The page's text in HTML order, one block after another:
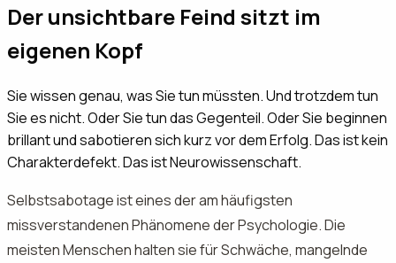
Der unsichtbare Feind sitzt im
eigenen Kopf
Sie wissen genau, was Sie tun müssten. Und trotzdem tun
Sie es nicht. Oder Sie tun das Gegenteil. Oder Sie beginnen
brillant und sabotieren sich kurz vor dem Erfolg. Das ist kein
Charakterdefekt. Das ist Neurowissenschaft.
Selbstsabotage ist eines der am häufigsten
missverstandenen Phänomene der Psychologie. Die
meisten Menschen halten sie für Schwäche, mangelnde